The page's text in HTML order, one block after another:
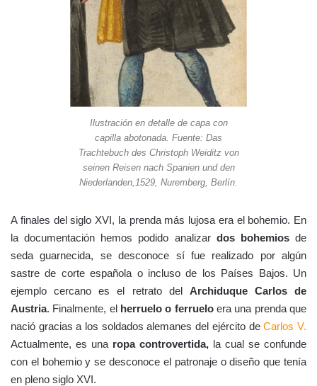
Ilustración en detalle de capa con
capilla abotonada. Fuente: Das
Trachtebuch des Christoph Weiditz von
seinen Reisen nach Spanien und den
Niederlanden,1529, Nuremberg, Berlín.
A finales del siglo XVI, la prenda más lujosa era el bohemio. En
la documentación hemos podido analizar dos bohemiosde
seda guarnecida, se desconoce sí fue realizado por algún
sastre de corte española o incluso de los Países Bajos. Un
ejemplo cercano es el retrato del Archiduque Carlos de
Austria. Finalmente, el herruelo o ferrueloera una prenda que
nació gracias a los soldados alemanes del ejército deCarlos V.
Actualmente, es una ropa controvertida, la cual se confunde
con el bohemio y se desconoce el patronaje o diseño que tenía
en pleno siglo XVI.